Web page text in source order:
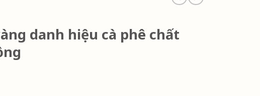
danh hiệu cà phê chất